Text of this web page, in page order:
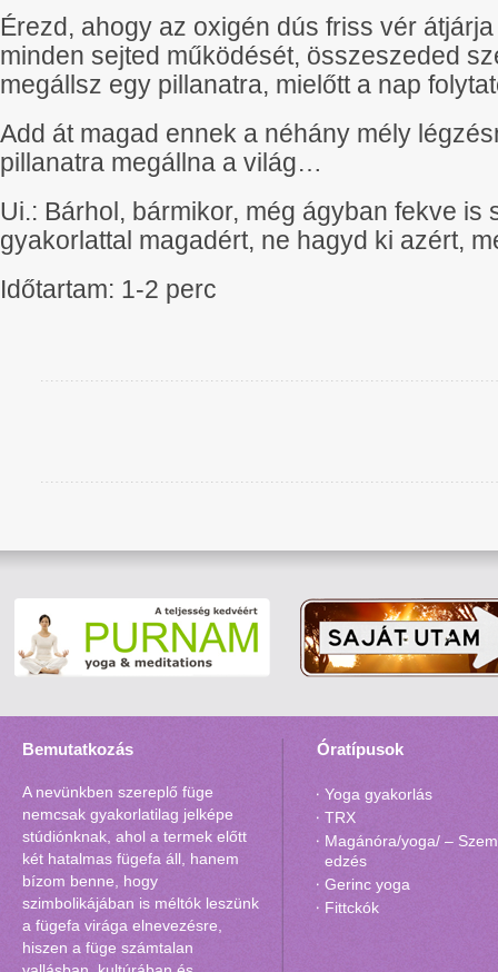
Érezd, ahogy az oxigén dús friss vér
minden sejted működését, összeszeded
megállsz egy pillanatra, mielőtt a nap
Add át magad ennek a néhány mély
pillanatra megállna a világ…
Ui.: Bárhol, bármikor, még ágyban fekve is
gyakorlattal magadért, ne hagyd ki azért,
Időtartam: 1-2 perc
Bemutatkozás
A nevünkben szereplő füge
nemcsak gyakorlatilag jelképe
stúdiónknak, ahol a termek előtt
két hatalmas fügefa áll, hanem
bízom benne, hogy
szimbolikájában is méltók leszünk
a fügefa virága elnevezésre,
hiszen a füge számtalan
Óratípusok
Yoga gyakorlás
TRX
Magánóra/yoga/ –
edzés
Gerinc yoga
Fittckók